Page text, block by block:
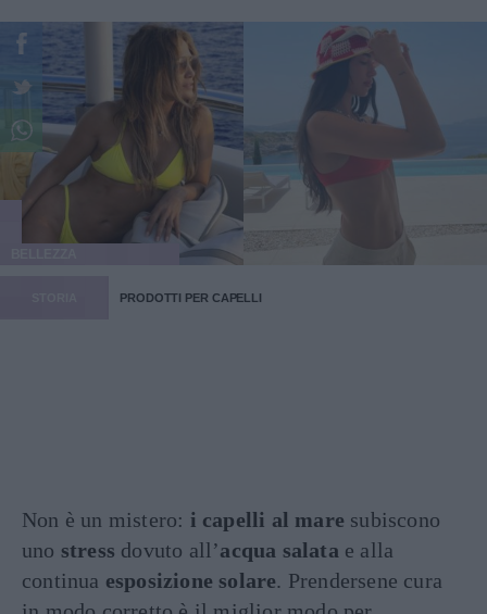
PRODOTTI PER CAPELLI
Non è un mistero: i capelli al mare subiscono
uno stress dovuto all’acqua salata e alla
continua esposizione solare. Prendersene cura